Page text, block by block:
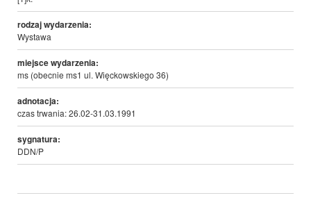
rodzaj wydarzenia:
Wystawa
miejsce wydarzenia:
ms (obecnie ms1 ul. Więckowskiego 36)
adnotacja:
czas trwania: 26.02-31.03.1991
sygnatura:
DDN/P